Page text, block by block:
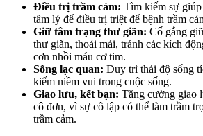
Điều trị trầm cảm: Tìm kiếm sự
tâm lý để điều trị triệt để bệnh trầm
Giữ tâm trạng thư giãn: Cố gắng
thư giãn, thoải mái, tránh các kích
cơn nhồi máu cơ tim.
Sống lạc quan: Duy trì thái độ sống
kiếm niềm vui trong cuộc sống.
Giao lưu, kết bạn: Tăng cường giao
cô đơn, vì sự cô lập có thể làm trầm
trầm cảm.